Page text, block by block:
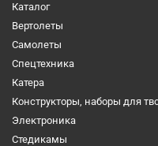
Каталог
Вертолеты
Самолеты
Спецтехника
Катера
Электроника
Cтедикамы